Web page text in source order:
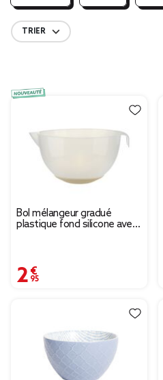
TRIER
Bol mélangeur gradué
plastique fond silicone avec
2,95 €